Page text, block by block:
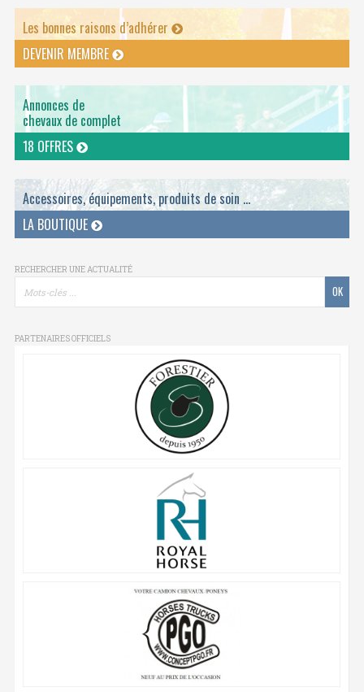
Les bonnes raisons d’adhérer
DEVENIR MEMBRE
Annonces de
chevaux de complet
18 OFFRES
Accessoires, équipements, produits de soin ...
LA BOUTIQUE
RECHERCHER UNE ACTUALITÉ
PARTENAIRES OFFICIELS